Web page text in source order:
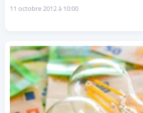
11 octobre 2012 à 10:00